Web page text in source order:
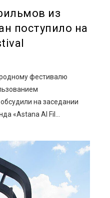
из
поступило на
фестивалю
на заседании
«Astana AI Fil...